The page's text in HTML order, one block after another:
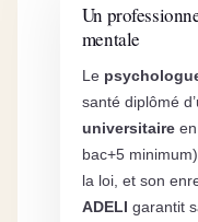
Un
mentale
Le
santé diplômé
universitaireen
bac+5
la loi, et son
ADELI garantit